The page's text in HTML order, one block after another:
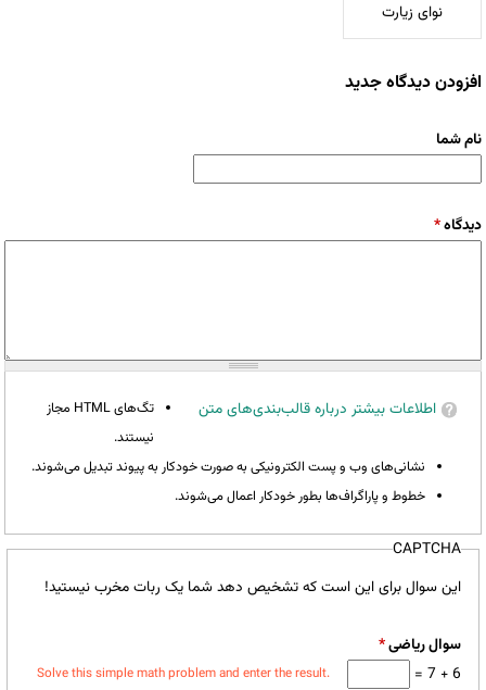
نوای زیارت
افزودن دیدگاه جدید
نام شما
دیدگاه*
اطلاعات بیشتر درباره قالب‌بندی‌های متن
تگ‌های HTML مجاز
نیستند.
نشانی‌های وب و پست الکترونیکی به صورت خودکار به پیوند تبدیل می‌شوند.
خطوط و پاراگراف‌ها بطور خودکار اعمال می‌شوند.
CAPTCHA
این سوال برای این است که تشخیص دهد شما یک ربات مخرب نیستید!
سوال ریاضی*
6 + 7 =
Solve this simple math problem and enter the result.